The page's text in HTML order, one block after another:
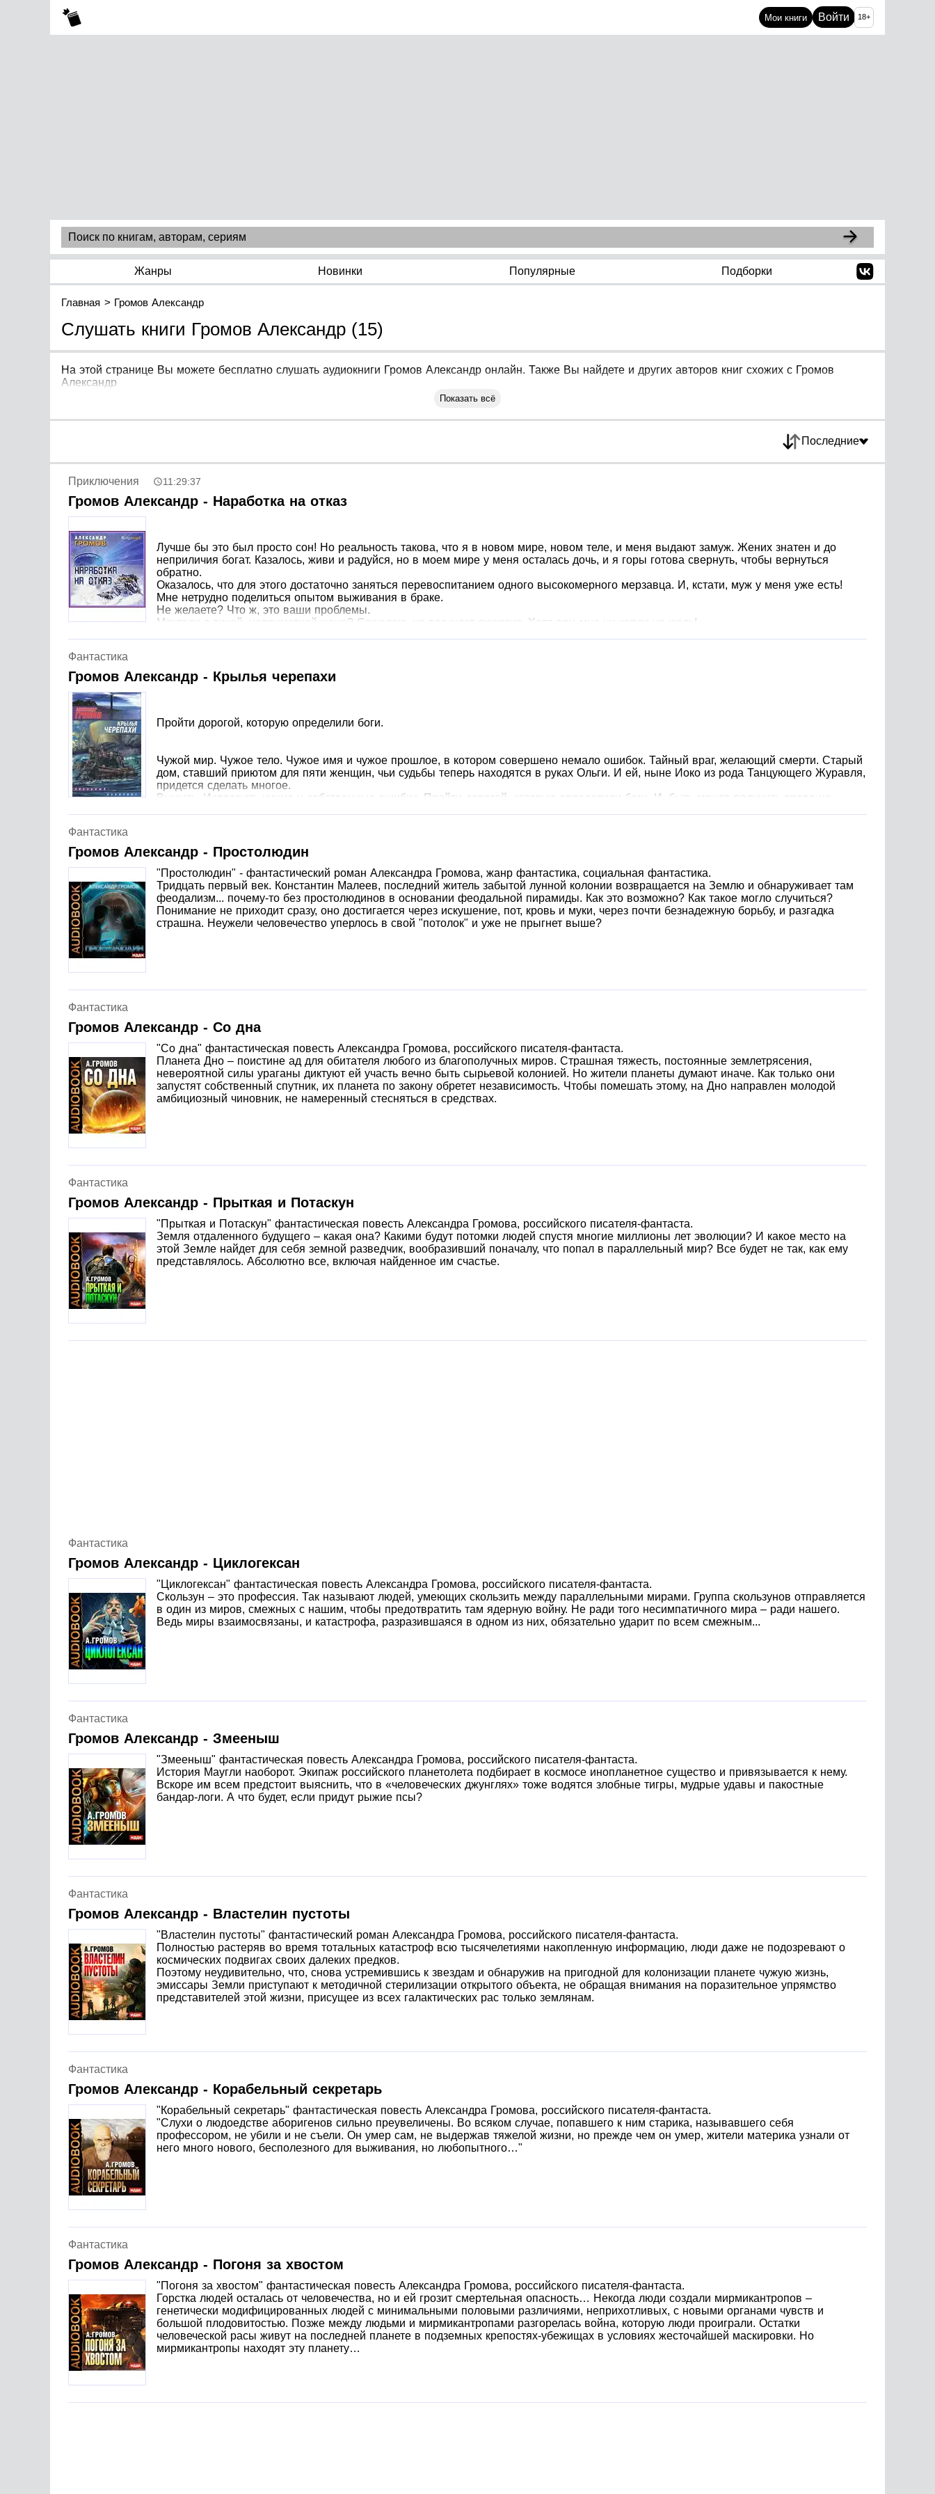
Мои книги Войти 18+
Жанры Новинки Популярные Подборки
Главная Громов Александр
Слушать книги Громов Александр (15)
На этой странице Вы можете бесплатно слушать аудиокниги Громов Александр онлайн. Также Вы найдете и других авторов книг схожих с Громов
Александр
Показать всё
Последние
Приключения 11:29:37
Громов Александр - Наработка на отказ
Лучше бы это был просто сон! Но реальность такова, что я в новом мире, новом теле, и меня выдают замуж. Жених знатен и до
неприличия богат. Казалось, живи и радуйся, но в моем мире у меня осталась дочь, и я горы готова свернуть, чтобы вернуться
обратно.
Оказалось, что для этого достаточно заняться перевоспитанием одного высокомерного мерзавца. И, кстати, муж у меня уже есть!
Мне нетрудно поделиться опытом выживания в браке.
Не желаете? Что ж, это ваши проблемы.
Мечтали о тихой, неприметной жене? Сожалею, но вас ждет сюрприз. Хотя вру, мне ни капли не жаль!
Фантастика
Громов Александр - Крылья черепахи
Пройти дорогой, которую определили боги.
Чужой мир. Чужое тело. Чужое имя и чужое прошлое, в котором совершено немало ошибок. Тайный враг, желающий смерти. Старый
дом, ставший приютом для пяти женщин, чьи судьбы теперь находятся в руках Ольги. И ей, ныне Иоко из рода Танцующего Журавля,
придется сделать многое.
Выжить. Исправить чужие и собственные ошибки. Пройти дорогой, которую определили боги. И, быть может, получить право на
Фантастика
Громов Александр - Простолюдин
"Простолюдин" - фантастический роман Александра Громова, жанр фантастика, социальная фантастика.
Тридцать первый век. Константин Малеев, последний житель забытой лунной колонии возвращается на Землю и обнаруживает там
феодализм... почему-то без простолюдинов в основании феодальной пирамиды. Как это возможно? Как такое могло случиться?
Понимание не приходит сразу, оно достигается через искушение, пот, кровь и муки, через почти безнадежную борьбу, и разгадка
страшна. Неужели человечество уперлось в свой "потолок" и уже не прыгнет выше?
Фантастика
Громов Александр - Со дна
"Со дна" фантастическая повесть Александра Громова, российского писателя-фантаста.
Планета Дно – поистине ад для обитателя любого из благополучных миров. Страшная тяжесть, постоянные землетрясения,
невероятной силы ураганы диктуют ей участь вечно быть сырьевой колонией. Но жители планеты думают иначе. Как только они
запустят собственный спутник, их планета по закону обретет независимость. Чтобы помешать этому, на Дно направлен молодой
амбициозный чиновник, не намеренный стесняться в средствах.
Фантастика
Громов Александр - Прыткая и Потаскун
"Прыткая и Потаскун" фантастическая повесть Александра Громова, российского писателя-фантаста.
Земля отдаленного будущего – какая она? Какими будут потомки людей спустя многие миллионы лет эволюции? И какое место на
этой Земле найдет для себя земной разведчик, вообразивший поначалу, что попал в параллельный мир? Все будет не так, как ему
представлялось. Абсолютно все, включая найденное им счастье.
Фантастика
Громов Александр - Циклогексан
"Циклогексан" фантастическая повесть Александра Громова, российского писателя-фантаста.
Скользун – это профессия. Так называют людей, умеющих скользить между параллельными мирами. Группа скользунов отправляется
в один из миров, смежных с нашим, чтобы предотвратить там ядерную войну. Не ради того несимпатичного мира – ради нашего.
Ведь миры взаимосвязаны, и катастрофа, разразившаяся в одном из них, обязательно ударит по всем смежным...
Фантастика
Громов Александр - Змееныш
"Змееныш" фантастическая повесть Александра Громова, российского писателя-фантаста.
История Маугли наоборот. Экипаж российского планетолета подбирает в космосе инопланетное существо и привязывается к нему.
Вскоре им всем предстоит выяснить, что в «человеческих джунглях» тоже водятся злобные тигры, мудрые удавы и пакостные
бандар-логи. А что будет, если придут рыжие псы?
Фантастика
Громов Александр - Властелин пустоты
"Властелин пустоты" фантастический роман Александра Громова, российского писателя-фантаста.
Полностью растеряв во время тотальных катастроф всю тысячелетиями накопленную информацию, люди даже не подозревают о
космических подвигах своих далеких предков.
Поэтому неудивительно, что, снова устремившись к звездам и обнаружив на пригодной для колонизации планете чужую жизнь,
эмиссары Земли приступают к методичной стерилизации открытого объекта, не обращая внимания на поразительное упрямство
представителей этой жизни, присущее из всех галактических рас только землянам.
Фантастика
Громов Александр - Корабельный секретарь
"Корабельный секретарь" фантастическая повесть Александра Громова, российского писателя-фантаста.
"Слухи о людоедстве аборигенов сильно преувеличены. Во всяком случае, попавшего к ним старика, называвшего себя
профессором, не убили и не съели. Он умер сам, не выдержав тяжелой жизни, но прежде чем он умер, жители материка узнали от
него много нового, бесполезного для выживания, но любопытного…"
Фантастика
Громов Александр - Погоня за хвостом
"Погоня за хвостом" фантастическая повесть Александра Громова, российского писателя-фантаста.
Горстка людей осталась от человечества, но и ей грозит смертельная опасность… Некогда люди создали мирмикантропов –
генетически модифицированных людей с минимальными половыми различиями, неприхотливых, с новыми органами чувств и
большой плодовитостью. Позже между людьми и мирмикантропами разгорелась война, которую люди проиграли. Остатки
человеческой расы живут на последней планете в подземных крепостях-убежищах в условиях жесточайшей маскировки. Но
мирмикантропы находят эту планету…